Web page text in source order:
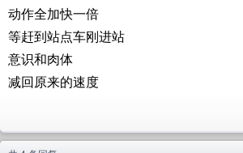
动作全加快一倍
等赶到站点车刚进站
意识和肉体
减回原来的速度